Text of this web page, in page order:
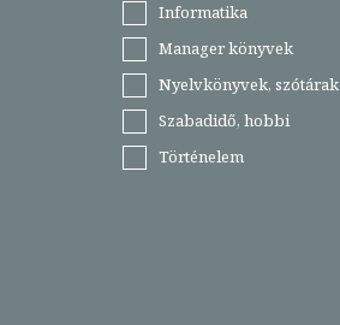
Informatika
Manager könyvek
Nyelvkönyvek, szótárak
Szabadidő, hobbi
Történelem